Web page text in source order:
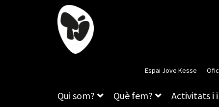
Espai Jove Kesse
Qui som? Què fem? Activitats i